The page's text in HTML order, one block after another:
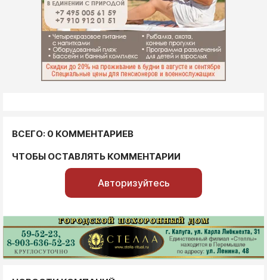
ВСЕГО: 0 КОММЕНТАРИЕВ
ЧТОБЫ ОСТАВЛЯТЬ КОММЕНТАРИИ
Авторизуйтесь